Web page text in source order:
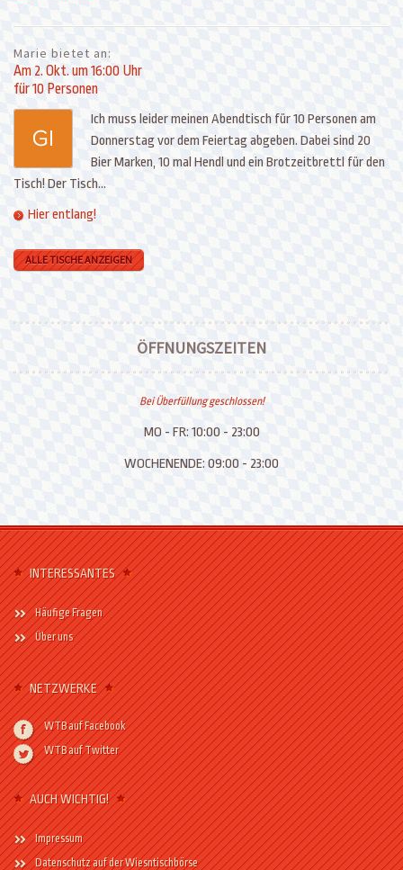
Marie bietet an:
Am 2. Okt. um 16:00 Uhr
für 10 Personen
Ich muss leider meinen Abendtisch für 10 Personen am
Donnerstag vor dem Feiertag abgeben. Dabei sind 20
Bier Marken, 10 mal Hendl und ein Brotzeitbrettl für den
Tisch! Der Tisch...
Hier entlang!
ALLE TISCHE ANZEIGEN
ÖFFNUNGSZEITEN
Bei Überfüllung geschlossen!
MO - FR: 10:00 - 23:00
WOCHENENDE: 09:00 - 23:00
INTERESSANTES
Häufige Fragen
Über uns
NETZWERKE
WTB auf Facebook
WTB auf Twitter
AUCH WICHTIG!
Impressum
Datenschutz auf der Wiesntischbörse